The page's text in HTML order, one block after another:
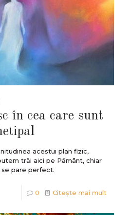
în cea care sunt
acestui plan fizic,
trăi aici pe Pământ, chiar
se pare perfect.
0 Citește mai mult